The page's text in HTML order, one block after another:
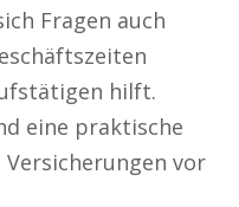
Fragen auch
hilft.
eine praktische
vor